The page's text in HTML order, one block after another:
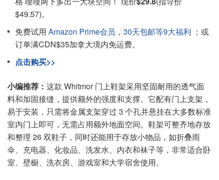
$49.57)。
免费试用 Amazon Prime会员 ， 30天包邮等9大福利 ；或
订单满CDN$35加拿大境内免运费。
点击购买>>
小编推荐： 这款 Whitmor 门上鞋架采用坚固耐用的透气面
料和加固接缝，提供额外的强度和支撑。它配有门上支架，
易于安装，只需将金属支架穿过 3 个孔并悬挂在大多数标准
室内门上即可，无需占用额外地面空间。鞋架可整齐地存放
和整理 26 双鞋子，同时还能用于存放小物品，如折叠雨
伞、充电器、化妆品、洗发水、内衣和袜子等，非常适合卧
室、壁橱、洗衣房、游戏室和大学宿舍使用。